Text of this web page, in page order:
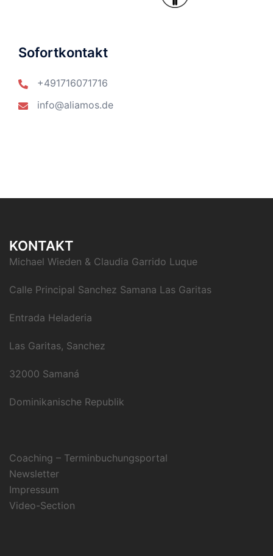
Sofortkontakt
+491716071716
info@aliamos.de
KONTAKT
Michael Wieden & Claudia Garrido Luque
Calle Principal Sanchez Samana Las Garitas
Entrada Heladeria
Las Garitas, Sanchez
32000 Samaná
Dominikanische Republik
Coaching – Terminbuchungsportal
Newsletter
Impressum
Video-Section